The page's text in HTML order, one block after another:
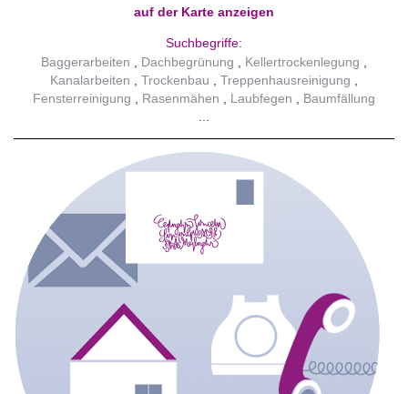
auf der Karte anzeigen
Suchbegriffe:
Baggerarbeiten
Dachbegrünung
Kellertrockenlegung
Kanalarbeiten
Trockenbau
Treppenhausreinigung
Fensterreinigung
Rasenmähen Laubfegen Baumfällung